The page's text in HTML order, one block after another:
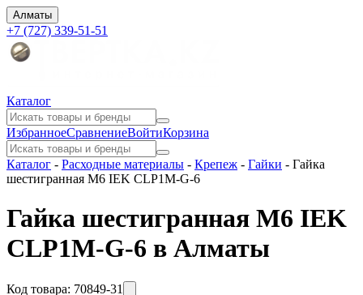
Алматы
+7 (727) 339-51-51
Каталог
ИзбранноеСравнениеВойтиКорзина
Каталог - Расходные материалы - Крепеж - Гайки - Гайка
шестигранная М6 IEK CLP1M-G-6
Гайка шестигранная М6 IEK
CLP1M-G-6 в Алматы
Код товара: 70849-31